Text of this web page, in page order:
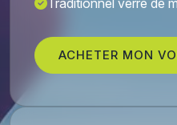
Traditionnel verre de
ACHETER MON